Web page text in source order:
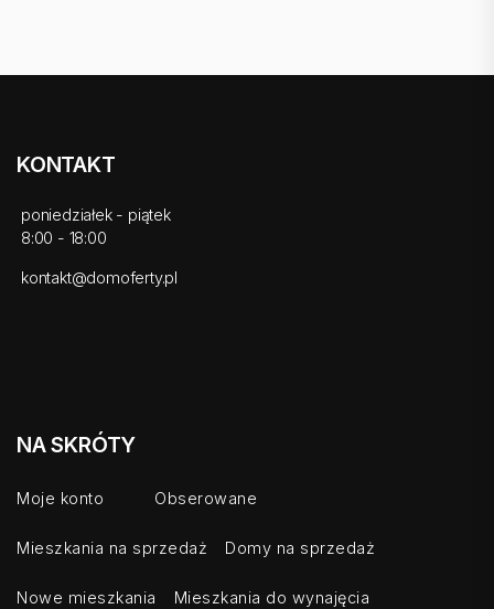
KONTAKT
poniedziałek - piątek
8:00 - 18:00
kontakt@domoferty.pl
NA SKRÓTY
Moje konto Obserowane
Mieszkania na sprzedaż Domy na sprzedaż
Nowe mieszkania Mieszkania do wynajęcia